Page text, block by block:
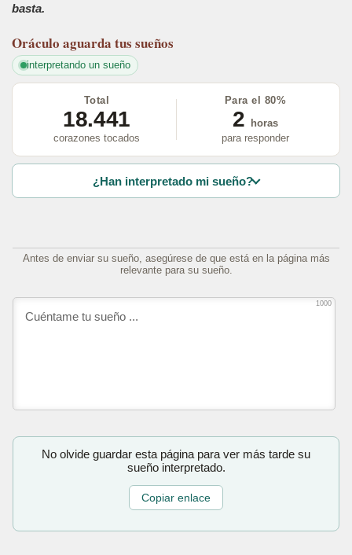
basta.
Oráculo aguarda tus sueños
interpretando un sueño
Total
18.441
corazones tocados
Para el 80%
2
horas
para responder
¿Han interpretado mi sueño?
Antes de enviar su sueño, asegúrese de que está en la página más
relevante para su sueño.
1000
No olvide guardar esta página para ver más tarde su
sueño interpretado.
Copiar enlace